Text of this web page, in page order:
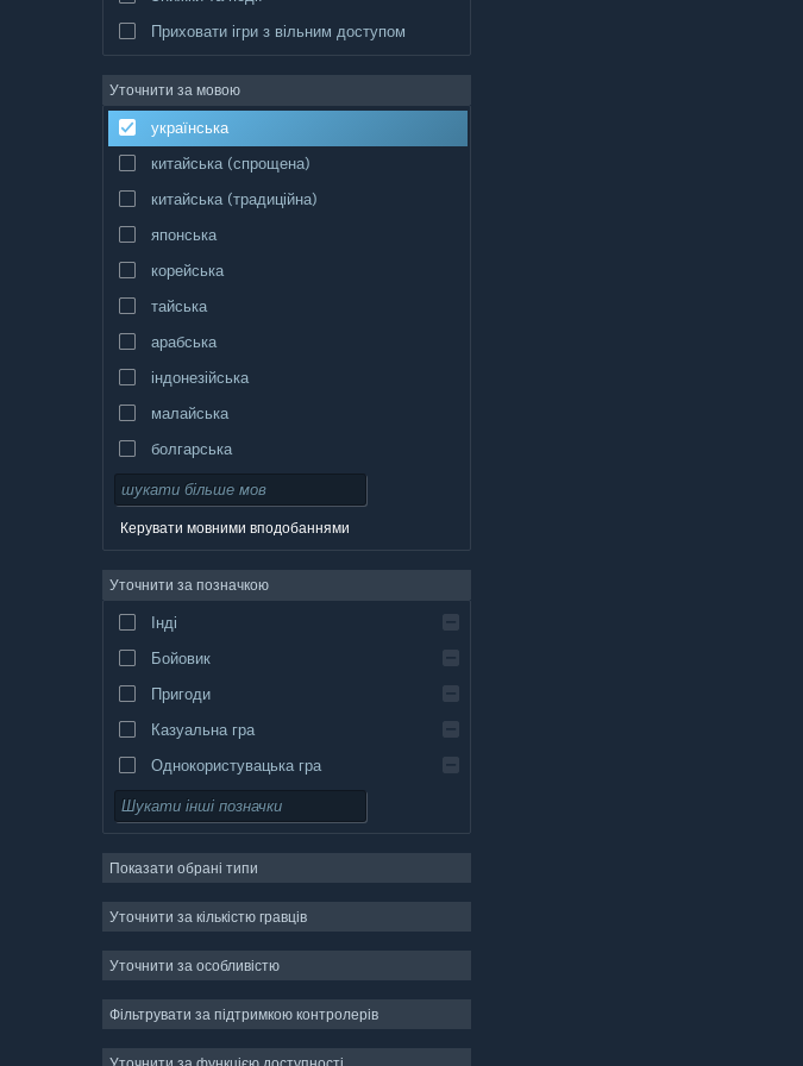
Приховати ігри з вільним доступом
Уточнити за мовою
українська
китайська (спрощена)
китайська (традиційна)
японська
корейська
тайська
арабська
індонезійська
малайська
болгарська
чеська
англійська
іспанська (Іспанія)
іспанська (Латинська Америка)
Керувати мовними вподобаннями
Уточнити за позначкою
Інді
Бойовик
Пригоди
Казуальна гра
Однокористувацька гра
Симулятор
Стратегія
Двовимірність
Вільний доступ
Показати обрані типи
Уточнити за кількістю гравців
Уточнити за особливістю
Фільтрувати за підтримкою контролерів